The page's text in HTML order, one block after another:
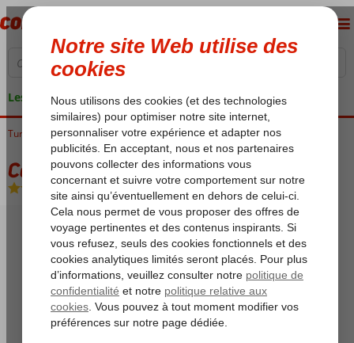
Les garanties de vacances
Turquie Côte Égéenne Bodrum Bodrum-Centrum Centro Bodrum
Centro Bodrum
Chambre et petit déjeuner-Hôtel